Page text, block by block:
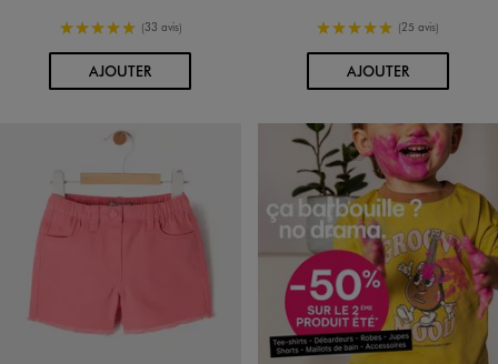
5/5 de moyenne
(33 avis)
AJOUTERAU PANIER
5/5 de moyenne
(25 avis)
AJOUTERAU PANIER